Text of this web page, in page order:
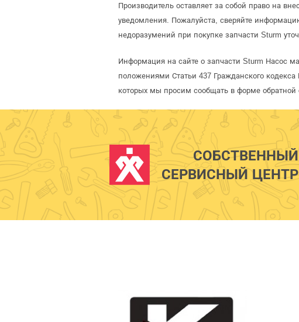
Производитель оставляет за собой право на
уведомления. Пожалуйста, сверяйте
недоразумений при покупке запчасти Sturm
Информация на сайте о запчасти Sturm Насос
положениями Статьи 437 Гражданского
которых мы просим сообщать в форме обратной
СОБСТВЕННЫЙ
СЕРВИСНЫЙ ЦЕНТР